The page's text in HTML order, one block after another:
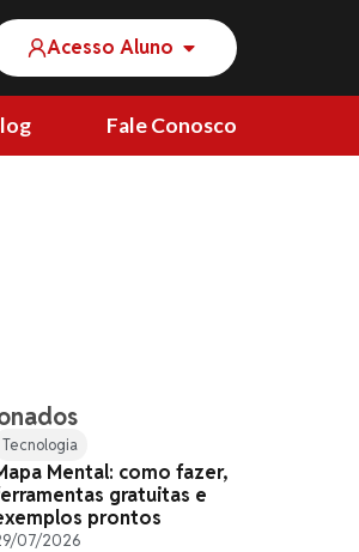
Acesso Aluno
Fale Conosco
Tecnologia
Mental: como fazer,
gratuitas e
prontos
07/2026